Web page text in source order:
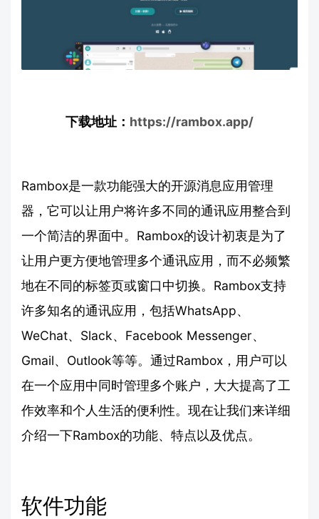
下载地址： https://rambox.app/
Rambox是一款功能强大的开源消息应用管理
器，它可以让用户将许多不同的通讯应用整合到
一个简洁的界面中。Rambox的设计初衷是为了
让用户更方便地管理多个通讯应用，而不必频繁
地在不同的标签页或窗口中切换。Rambox支持
许多知名的通讯应用，包括WhatsApp、
WeChat、Slack、Facebook Messenger、
Gmail、Outlook等等。通过Rambox，用户可以
在一个应用中同时管理多个账户，大大提高了工
作效率和个人生活的便利性。现在让我们来详细
介绍一下Rambox的功能、特点以及优点。
软件功能